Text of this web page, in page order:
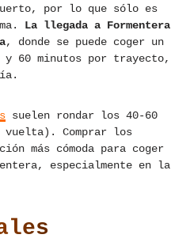
por lo que sólo es
La llegada a Formentera
, donde se puede coger un
60 minutos por trayecto,
suelen rondar los 40-60
vuelta). Comprar los
más cómoda para coger
especialmente en la